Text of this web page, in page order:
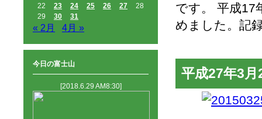
22
23 24 25 26 27
28
29
30 31
« 2月 4月 »
今日の富士山
[2018.6.29 AM8:30]
です。 平成17
めました。記
平成27年3